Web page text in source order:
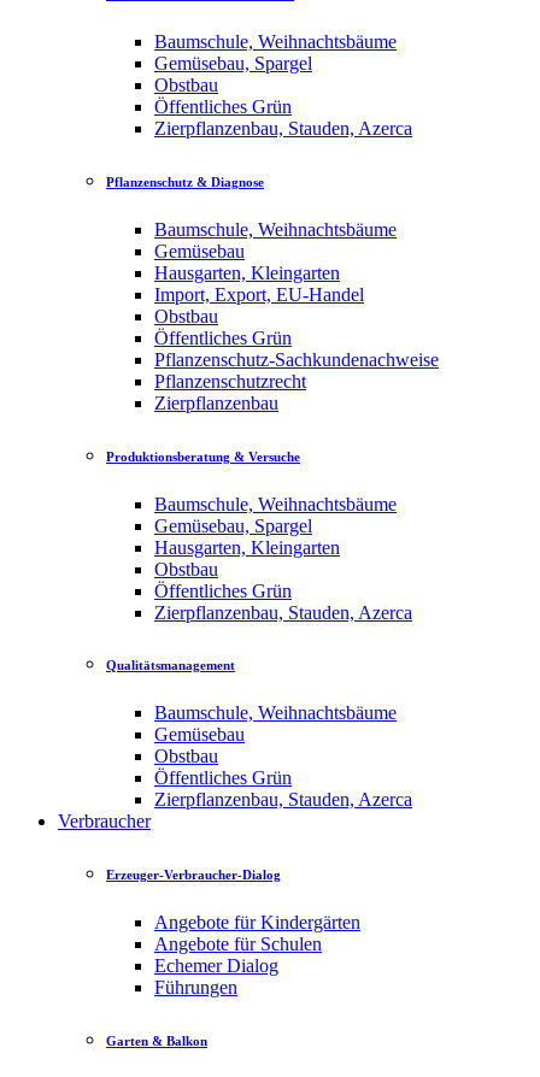
Baumschule, Weihnachtsbäume
Gemüsebau, Spargel
Obstbau
Öffentliches Grün
Zierpflanzenbau, Stauden, Azerca
Pflanzenschutz & Diagnose
Baumschule, Weihnachtsbäume
Gemüsebau
Hausgarten, Kleingarten
Import, Export, EU-Handel
Obstbau
Öffentliches Grün
Pflanzenschutz-Sachkundenachweise
Pflanzenschutzrecht
Zierpflanzenbau
Produktionsberatung & Versuche
Baumschule, Weihnachtsbäume
Gemüsebau, Spargel
Hausgarten, Kleingarten
Obstbau
Öffentliches Grün
Zierpflanzenbau, Stauden, Azerca
Qualitätsmanagement
Baumschule, Weihnachtsbäume
Gemüsebau
Obstbau
Öffentliches Grün
Zierpflanzenbau, Stauden, Azerca
Verbraucher
Erzeuger-Verbraucher-Dialog
Angebote für Kindergärten
Angebote für Schulen
Echemer Dialog
Führungen
Garten & Balkon